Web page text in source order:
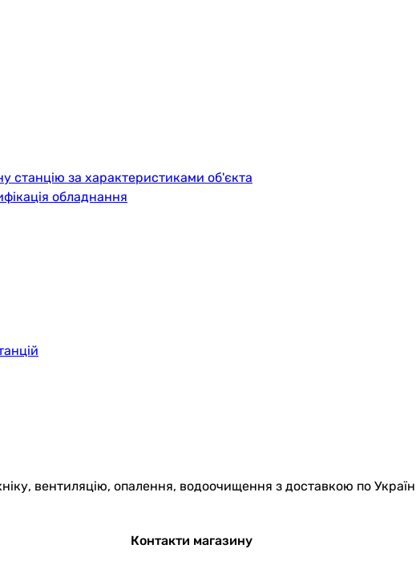
станцію за характеристиками об'єкта
обладнання
вентиляцію, опалення, водоочищення з доставкою по
Контакти магазину